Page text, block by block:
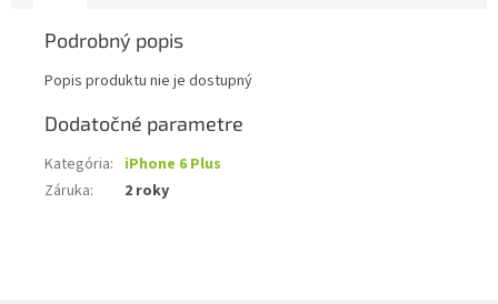
Podrobný popis
Popis produktu nie je dostupný
Dodatočné parametre
Kategória: iPhone 6 Plus
Záruka: 2 roky